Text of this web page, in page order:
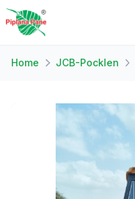
Home JCB-Pocklen